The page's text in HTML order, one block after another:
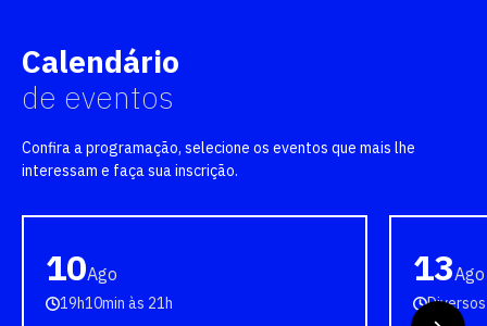
Calendário
de eventos
Confira a programação, selecione os eventos que mais lhe
interessam e faça sua inscrição.
10Ago
19h10min às 21h
13Ago